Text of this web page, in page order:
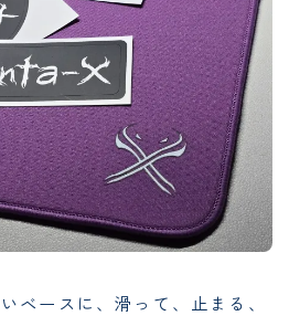
ベースに、滑って、止まる、